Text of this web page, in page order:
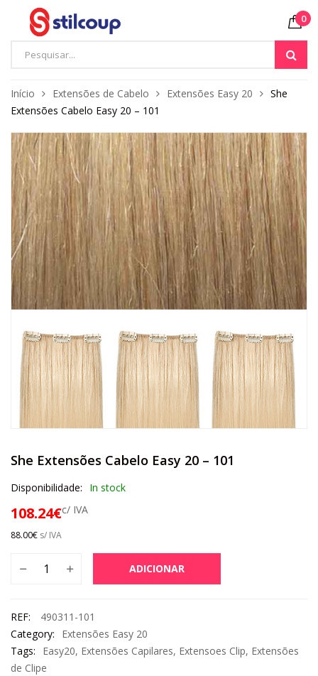
0
Início Extensões de Cabelo Extensões Easy 20
She
Extensões Cabelo Easy 20 – 101
She Extensões Cabelo Easy 20 – 101
Disponibilidade: In stock
108.24€c/ IVA
88.00€ s/ IVA
ADICIONAR
REF:
490311-101
Category:
Extensões Easy 20
Tags:
Easy20, Extensões Capilares, Extensoes Clip, Extensões
de Clipe